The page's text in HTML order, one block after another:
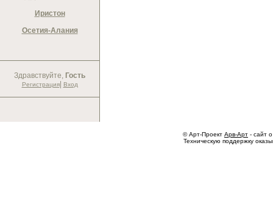
Иристон
Осетия-Алания
Здравствуйте, Гость
Регистрация| Вход
© Арт-Проект Арв-Арт - сайт
Техническую поддержку